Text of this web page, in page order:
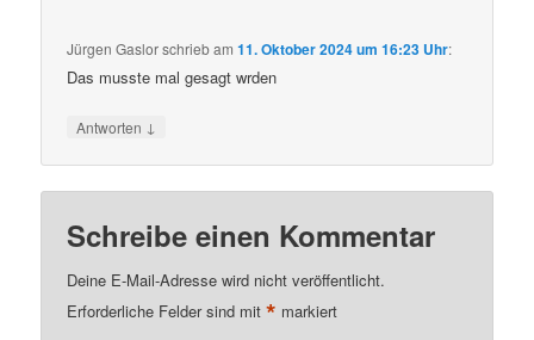
Jürgen Gaslorschriebam11. Oktober 2024 um 16:23 Uhr:
Das musste mal gesagt wrden
Antworten ↓
Schreibe einen Kommentar
Deine E-Mail-Adresse wird nicht veröffentlicht.
Erforderliche Felder sind mit* markiert